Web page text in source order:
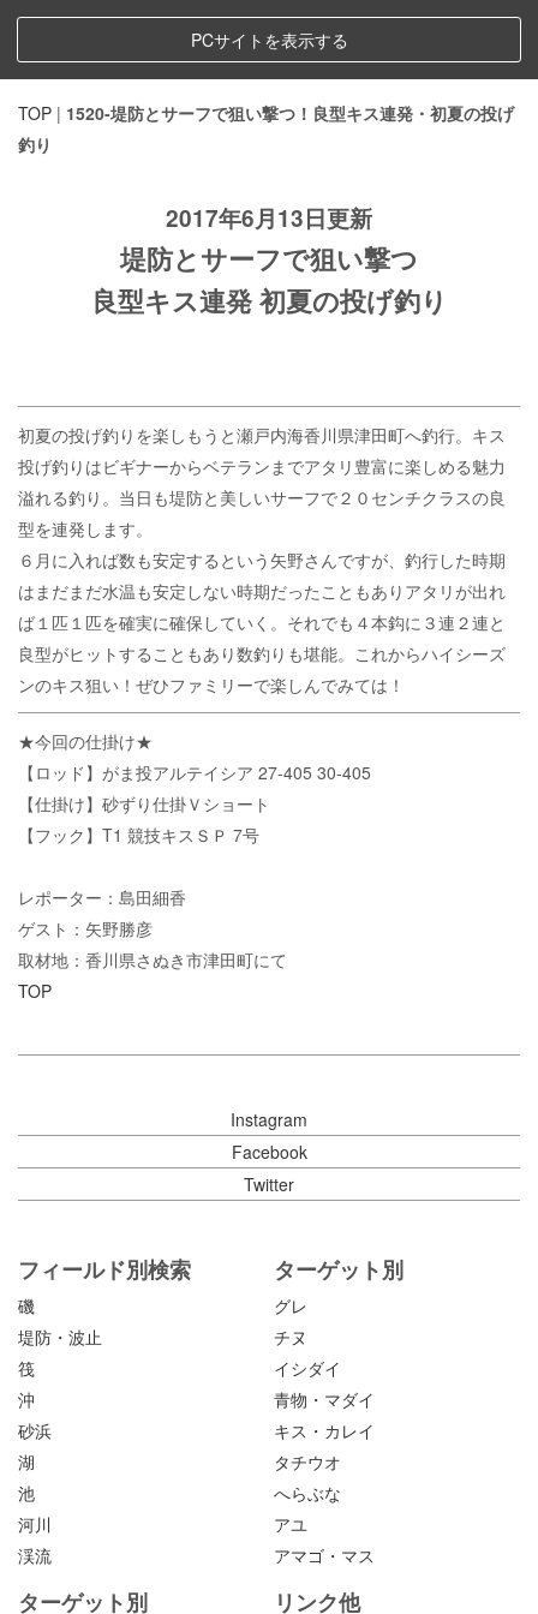
PCサイトを表示する
TOP | 1520-堤防とサーフで狙い撃つ！良型キス連発・初夏の投げ
釣り
2017年6月13日更新
堤防とサーフで狙い撃つ
良型キス連発 初夏の投げ釣り
初夏の投げ釣りを楽しもうと瀬戸内海香川県津田町へ釣行。キス
投げ釣りはビギナーからベテランまでアタリ豊富に楽しめる魅力
溢れる釣り。当日も堤防と美しいサーフで２０センチクラスの良
型を連発します。
６月に入れば数も安定するという矢野さんですが、釣行した時期
はまだまだ水温も安定しない時期だったこともありアタリが出れ
ば１匹１匹を確実に確保していく。それでも４本鈎に３連２連と
良型がヒットすることもあり数釣りも堪能。これからハイシーズ
ンのキス狙い！ぜひファミリーで楽しんでみては！
★今回の仕掛け★
【ロッド】がま投アルテイシア 27-405 30-405
【仕掛け】砂ずり仕掛Ｖショート
【フック】T1 競技キスＳＰ 7号
レポーター：島田細香
ゲスト：矢野勝彦
取材地：香川県さぬき市津田町にて
TOP
Instagram
Facebook
Twitter
フィールド別検索
磯
堤防・波止
筏
沖
砂浜
湖
池
河川
渓流
ターゲット別
グレ
チヌ
イシダイ
青物・マダイ
キス・カレイ
タチウオ
へらぶな
アユ
アマゴ・マス
ターゲット別 リンク他